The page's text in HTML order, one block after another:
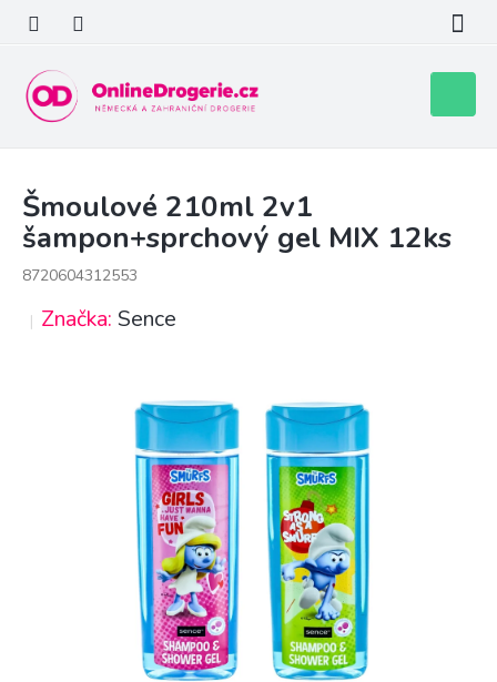
obsah
košík
Šmoulové 210ml 2v1
šampon+sprchový gel MIX 12ks
8720604312553
Značka: Sence